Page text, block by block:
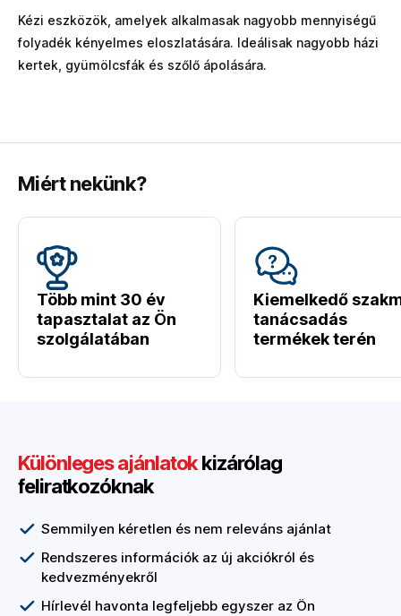
Kézi eszközök, amelyek alkalmasak nagyobb mennyiségű
folyadék kényelmes eloszlatására. Ideálisak nagyobb házi
kertek, gyümölcsfák és szőlő ápolására.
Miért nekünk?
Több mint 30 év
tapasztalat az Ön
szolgálatában
Kiemelkedő
tanácsadás
termékek terén
Különleges ajánlatokkizárólag
feliratkozóknak
Semmilyen kéretlen és nem releváns ajánlat
Rendszeres információk az új akciókról és
kedvezményekről
Hírlevél havonta legfeljebb egyszer az Ön